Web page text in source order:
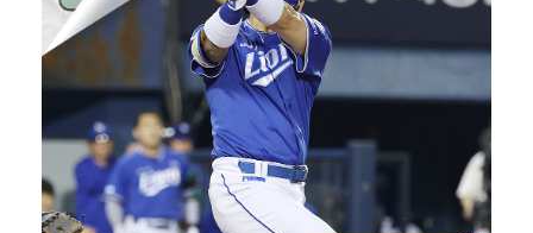
'1라운드 115위' 김민별, 2라운드 7타 줄이며 7…
'오징어 게임' 미국판 스핀오프, 제작 무산설 "넷플릭…
대놓고 '심판 마사지'로 결재 받기도…최종 결재권자는 …
[ST포토] 정지효, 반가운 손인사